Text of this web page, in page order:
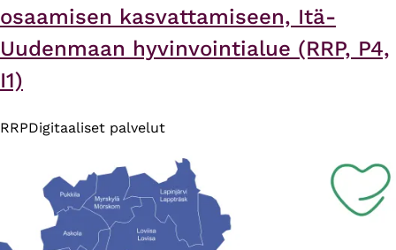
osaamisen kasvattamiseen, Itä-
Uudenmaan hyvinvointialue (RRP, P4,
I1)
RRPDigitaaliset palvelut